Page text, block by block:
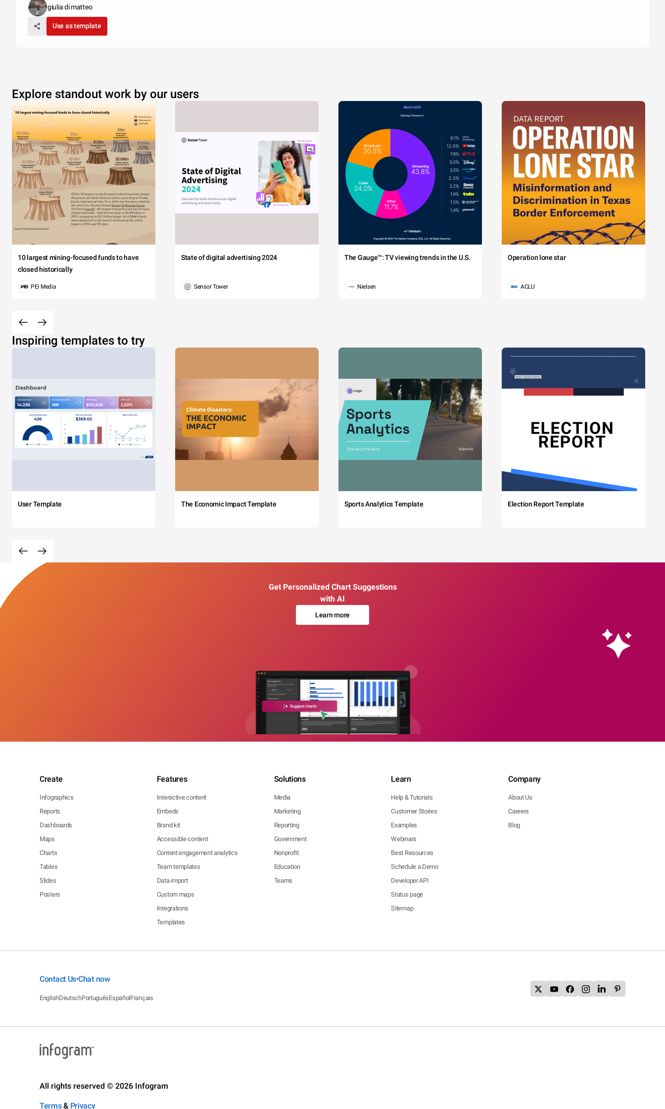
giulia di matteo
Use as template
Explore standout work by our users
10 largest mining-focused funds to have
closed historically
PEI Media
State of digital advertising 2024
Sensor Tower
The Gauge™: TV viewing trends in the U.S.
Nielsen
Operation lone star
ACLU
Inspiring templates to try
User Template The Economic Impact Template Sports Analytics Template Election Report Template
Get Personalized Chart Suggestions
with AI
Learn more
Create
Infographics
Reports
Dashboards
Maps
Charts
Tables
Slides
Posters
Features
Interactive content
Embeds
Brand kit
Accessible content
Content engagement analytics
Team templates
Data import
Custom maps
Integrations
Templates
Solutions
Media
Marketing
Reporting
Government
Nonprofit
Education
Teams
Learn
Help & Tutorials
Customer Stories
Examples
Webinars
Best Resources
Schedule a Demo
Developer API
Status page
Sitemap
Company
About Us
Careers
Blog
Contact Us•Chat now
EnglishDeutschPortuguêsEspañolFrançais
All rights reserved © 2026 Infogram
Terms& Privacy